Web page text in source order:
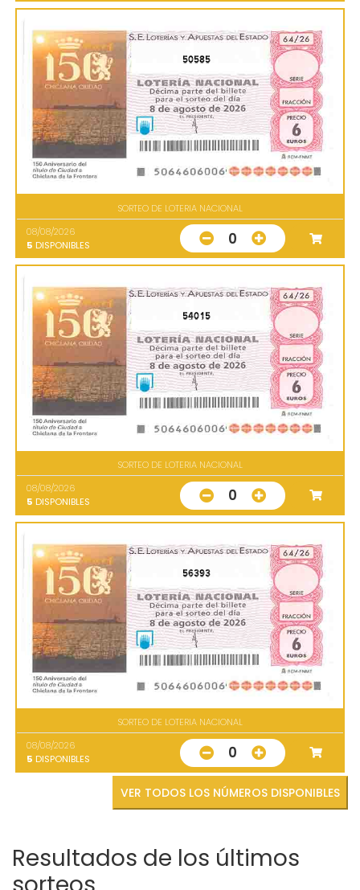
50585
SORTEO DE LOTERIA NACIONAL
08/08/2026
5 DISPONIBLES 0
54015
SORTEO DE LOTERIA NACIONAL
08/08/2026
5 DISPONIBLES 0
56393
SORTEO DE LOTERIA NACIONAL
08/08/2026
5 DISPONIBLES 0
VER TODOS LOS NÚMEROS DISPONIBLES
Resultados de los últimos